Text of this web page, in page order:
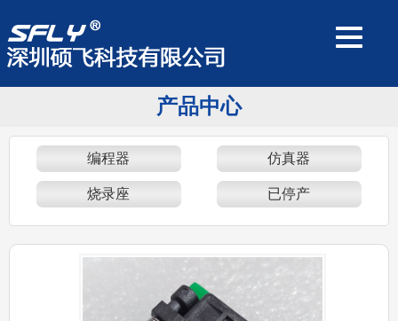
产品中心
编程器 仿真器
烧录座 已停产